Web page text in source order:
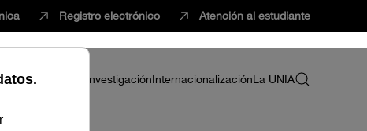
Registro electrónico Atención al estudiante
Profesorado InvestigaciónInternacionalizaciónLa UNIA